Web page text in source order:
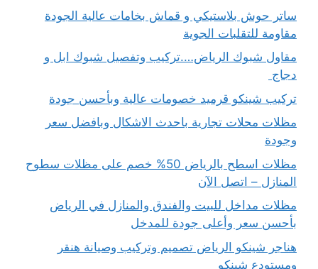
ساتر حوش بلاستيكي و قماش بخامات عالية الجودة
مقاومة للتقلبات الجوية
مقاول شبوك الرياض….تركيب وتفصيل شبوك ابل و
دجاج
تركيب شينكو قرميد خصومات عالية وبأحسن جودة
مظلات محلات تجارية باحدث الاشكال وبافضل سعر
وجودة
مظلات اسطح بالرياض 50% خصم على مظلات سطوح
المنازل – اتصل الآن
مظلات مداخل للبيت والفندق والمنازل في الرياض
بأحسن سعر وأعلى جودة للمدخل
هناجر شينكو الرياض تصميم وتركيب وصيانة هنقر
ومستودع شينكو